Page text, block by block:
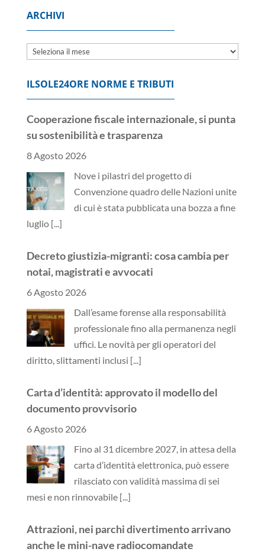
ARCHIVI
Archivi
ILSOLE24ORE NORME E TRIBUTI
Cooperazione fiscale internazionale, si punta
su sostenibilità e trasparenza
8 Agosto 2026
Nove i pilastri del progetto di
Convenzione quadro delle Nazioni unite
di cui è stata pubblicata una bozza a fine
luglio [...]
Decreto giustizia-migranti: cosa cambia per
notai, magistrati e avvocati
6 Agosto 2026
Dall’esame forense alla responsabilità
professionale fino alla permanenza negli
uffici. Le novità per gli operatori del
diritto, slittamenti inclusi [...]
Carta d’identità: approvato il modello del
documento provvisorio
6 Agosto 2026
Fino al 31 dicembre 2027, in attesa della
carta d’identità elettronica, può essere
rilasciato con validità massima di sei
mesi e non rinnovabile [...]
Attrazioni, nei parchi divertimento arrivano
anche le mini-nave radiocomandate